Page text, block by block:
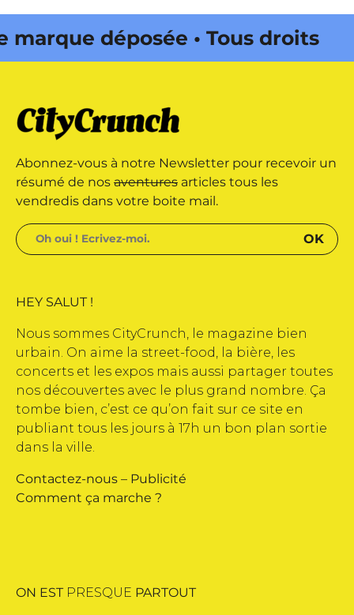
déposée • Tous droits
déposée • Tous droits
par Buena Onda Web •
Abonnez-vous à notre Newsletter pour recevoir un
résumé de nos aventures articles tous les
vendredis dans votre boite mail.
HEY SALUT !
Nous sommes CityCrunch, le magazine bien
urbain. On aime la street-food, la bière, les
concerts et les expos mais aussi partager toutes
nos découvertes avec le plus grand nombre. Ça
tombe bien, c’est ce qu’on fait sur ce site en
publiant tous les jours à 17h un bon plan sortie
dans la ville.
Contactez-nous – Publicité
Comment ça marche ?
ON EST PRESQUE PARTOUT